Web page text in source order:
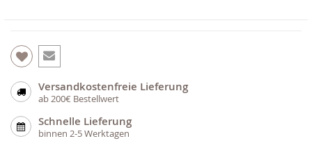
Versandkostenfreie Lieferung
ab 200€ Bestellwert
Schnelle Lieferung
binnen 2-5 Werktagen